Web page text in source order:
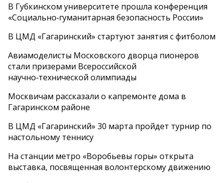
В Губкинском университете прошла конференция
«Социально‑гуманитарная безопасность России»
В ЦМД «Гагаринский» стартуют занятия с фитболом
Авиамоделисты Московского дворца пионеров
стали призерами Всероссийской
научно‑технической олимпиады
Москвичам рассказали о капремонте дома в
Гагаринском районе
В ЦМД «Гагаринский» 30 марта пройдет турнир по
настольному теннису
На станции метро «Воробьевы горы» открыта
выставка, посвященная волонтерскому движению